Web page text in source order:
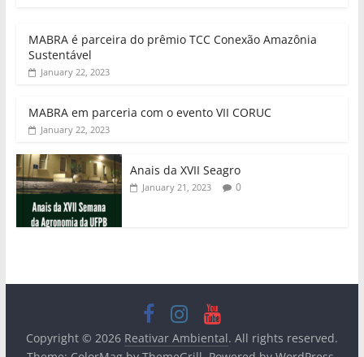
MABRA é parceira do prêmio TCC Conexão Amazônia
Sustentável
January 22, 2023
MABRA em parceria com o evento VII CORUC
January 22, 2023
Anais da XVII Seagro
January 21, 2023 0
Copyright © 2026 Reativar Ambiental. All rights reserved.